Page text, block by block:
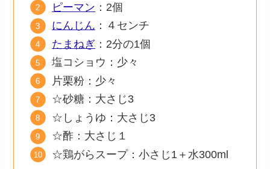
ピーマン ：2個
にんじん ：４センチ
たまねぎ ：2分の1個
塩コショウ：少々
片栗粉：少々
☆砂糖：大さじ3
☆しょうゆ：大さじ3
☆酢：大さじ１
☆鶏がらスープ：小さじ1＋水300ml